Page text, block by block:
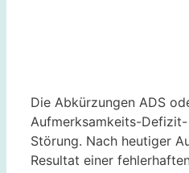
Die Abkürzungen ADS
Aufmerksamkeits-
Störung. Nach heutiger
Resultat einer